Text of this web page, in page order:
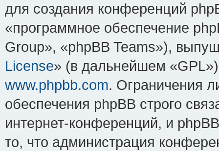
для создания конференций
«программное обеспечение
Group», «phpBB Teams»),
License» (в дальнейшем
www.phpbb.com. Ограничения
обеспечения phpBB строго
интернет-конференций, и
то, что администрация